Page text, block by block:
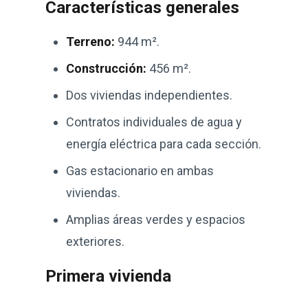
Características generales
Terreno: 944 m².
Construcción: 456 m².
Dos viviendas independientes.
Contratos individuales de agua y
energía eléctrica para cada sección.
Gas estacionario en ambas
viviendas.
Amplias áreas verdes y espacios
exteriores.
Primera vivienda